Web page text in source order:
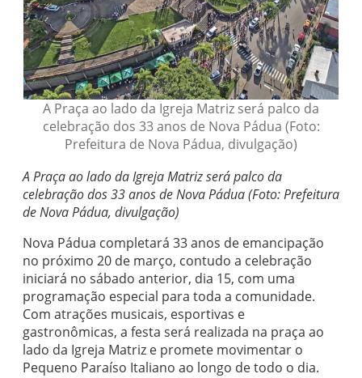
A Praça ao lado da Igreja Matriz será palco da
celebração dos 33 anos de Nova Pádua (Foto:
Prefeitura de Nova Pádua, divulgação)
A Praça ao lado da Igreja Matriz será palco da
celebração dos 33 anos de Nova Pádua (Foto: Prefeitura
de Nova Pádua, divulgação)
Nova Pádua completará 33 anos de emancipação
no próximo 20 de março, contudo a celebração
iniciará no sábado anterior, dia 15, com uma
programação especial para toda a comunidade.
Com atrações musicais, esportivas e
gastronômicas, a festa será realizada na praça ao
lado da Igreja Matriz e promete movimentar o
Pequeno Paraíso Italiano ao longo de todo o dia.